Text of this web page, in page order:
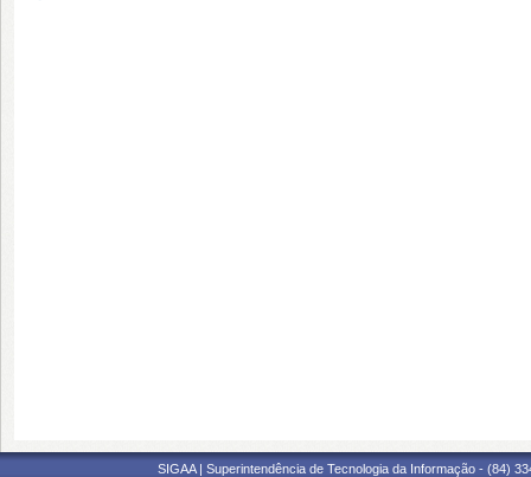
SIGAA | Superintendência de Tecnologia da Informação - (84)